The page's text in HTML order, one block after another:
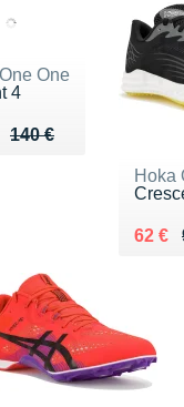
One
4
140 €
de 140 €
105 €
Hoka
Au
62 €